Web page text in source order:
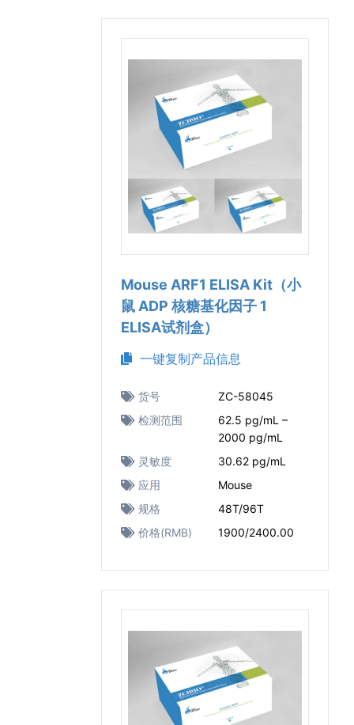
Mouse ARF1 ELISA Kit（小
鼠 ADP 核糖基化因子 1
ELISA试剂盒）
一键复制产品信息
货号
ZC-58045
检测范围
62.5 pg/mL –
2000 pg/mL
灵敏度
30.62 pg/mL
应用
Mouse
规格
48T/96T
价格(RMB)
1900/2400.00